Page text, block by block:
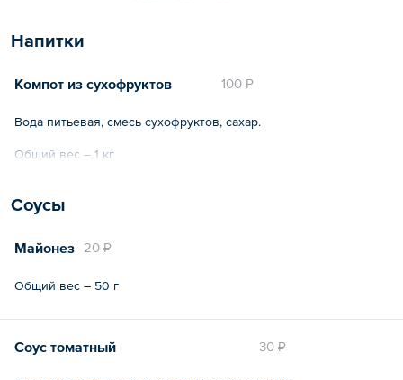
Напитки
100 ₽
Компот из сухофруктов
Вода питьевая, смесь сухофруктов, сахар.
Общий вес – 1 кг
Соусы
20 ₽
Майонез
Общий вес – 50 г
30 ₽
Соус томатный